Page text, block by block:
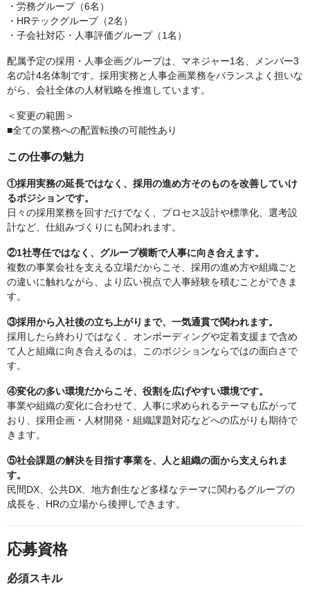
・労務グループ（6名）
・HRテックグループ（2名）
・子会社対応・人事評価グループ（1名）
配属予定の採用・人事企画グループは、マネジャー1名、メンバー3
名の計4名体制です。採用実務と人事企画業務をバランスよく担いな
がら、会社全体の人材戦略を推進しています。
＜変更の範囲＞
■全ての業務への配置転換の可能性あり
この仕事の魅力
①採用実務の延長ではなく、採用の進め方そのものを改善していけ
るポジションです。
日々の採用業務を回すだけでなく、プロセス設計や標準化、選考設
計など、仕組みづくりにも関われます。
②1社専任ではなく、グループ横断で人事に向き合えます。
複数の事業会社を支える立場だからこそ、採用の進め方や組織ごと
の違いに触れながら、より広い視点で人事経験を積むことができま
す。
③採用から入社後の立ち上がりまで、一気通貫で関われます。
採用したら終わりではなく、オンボーディングや定着支援まで含め
て人と組織に向き合えるのは、このポジションならではの面白さで
す。
④変化の多い環境だからこそ、役割を広げやすい環境です。
事業や組織の変化に合わせて、人事に求められるテーマも広がって
おり、採用企画・人材開発・組織課題対応などへの広がりも期待で
きます。
⑤社会課題の解決を目指す事業を、人と組織の面から支えられま
す。
民間DX、公共DX、地方創生など多様なテーマに関わるグループの
成長を、HRの立場から後押しできます。
応募資格
必須スキル